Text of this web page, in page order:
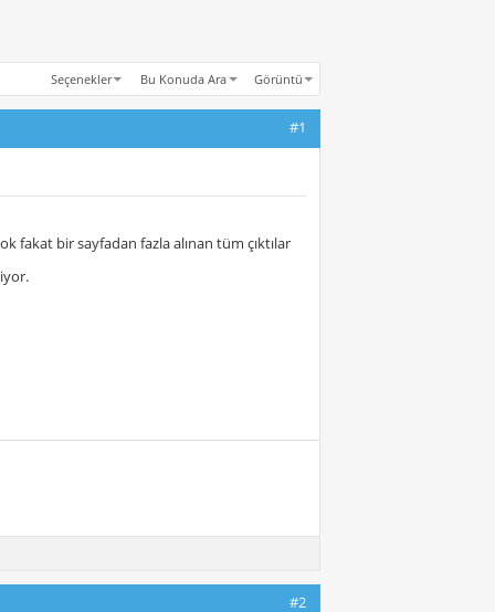
Seçenekler Bu Konuda Ara Görüntü
#1
fakat bir sayfadan fazla alınan tüm çıktılar
#2